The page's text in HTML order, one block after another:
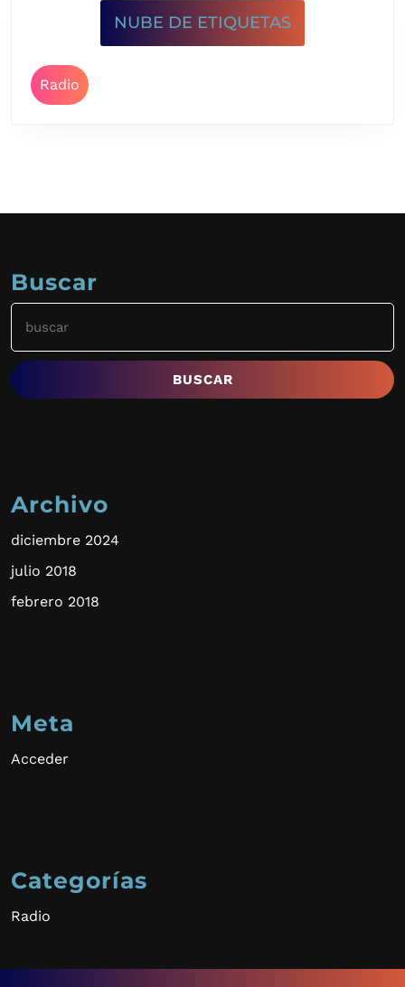
NUBE DE ETIQUETAS
Radio
Buscar
Buscar:
Archivo
diciembre 2024
julio 2018
febrero 2018
Meta
Acceder
Categorías
Radio